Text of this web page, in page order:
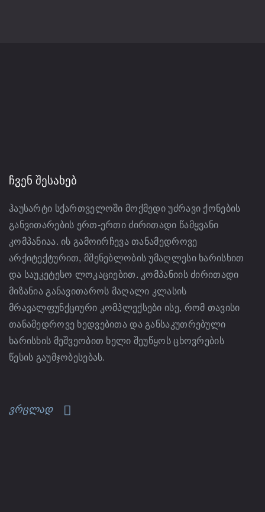
ᲩᲕᲔᲜ ᲨᲔᲡᲐᲮᲔᲑ
ჰაუსარტი სქართველოში მოქმედი უძრავი ქონების
განვითარების ერთ-ერთი ძირითადი წამყვანი
კომპანიაა. ის გამოირჩევა თანამედროვე
არქიტექტურით, მშენებლობის უმაღლესი ხარისხით
და საუკეტესო ლოკაციებით. კომპანიის ძირითადი
მიზანია განავითაროს მაღალი კლასის
მრავალფუნქციური კომპლექსები ისე, რომ თავისი
თანამედროვე ხედვებითა და განსაკუთრებული
ხარისხის მეშვეობით ხელი შეუწყოს ცხოვრების
წესის გაუმჯობესებას.
ვრცლად